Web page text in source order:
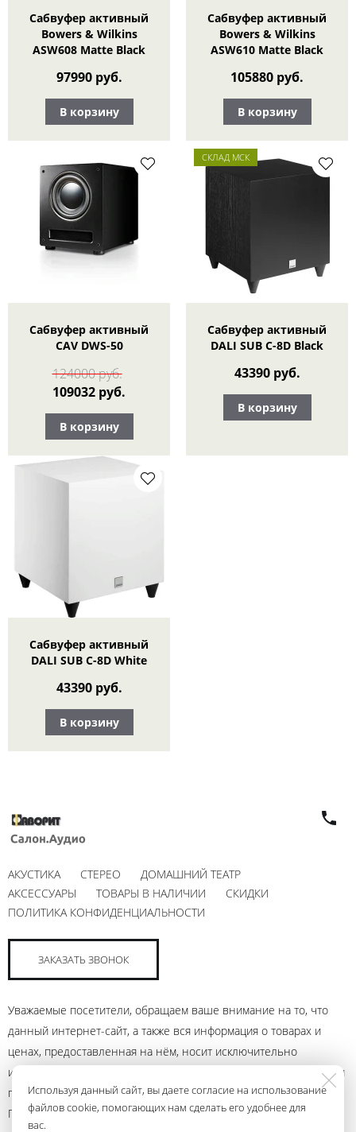
Сабвуфер активный
Bowers & Wilkins
ASW608 Matte Black
97990 руб.
В корзину
Сабвуфер активный
Bowers & Wilkins
ASW610 Matte Black
105880 руб.
В корзину
Сабвуфер активный
CAV DWS-50
124000 руб.
109032 руб.
В корзину
СКЛАД МСК
Сабвуфер активный
DALI SUB C-8D Black
43390 руб.
В корзину
Сабвуфер активный
DALI SUB C-8D White
43390 руб.
В корзину
Используя данный сайт, вы даете согласие на использование
файлов cookie, помогающих нам сделать его удобнее для
вас.
АКУСТИКА СТЕРЕО
ДОМАШНИЙ ТЕАТР
АКСЕССУАРЫ
ТОВАРЫ В НАЛИЧИИ
СКИДКИ
ПОЛИТИКА КОНФИДЕНЦИАЛЬНОСТИ
ЗАКАЗАТЬ ЗВОНОК
Уважаемые посетители, обращаем ваше внимание на то, что
данный интернет-сайт, а также вся информация о товарах и
ценах, предоставленная на нём, носит исключительно
информационный характер и ни при каких условиях не является
публичной офертой, определяемой положениями Статьи 437
Гражданского кодекса Российской Федерации. Для получения